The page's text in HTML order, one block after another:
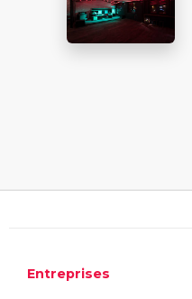
Entreprises